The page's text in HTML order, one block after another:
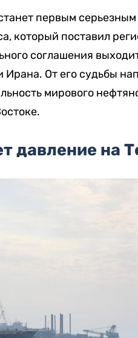
первым
который поставил
соглашения
От его судьбы
мирового
давление на